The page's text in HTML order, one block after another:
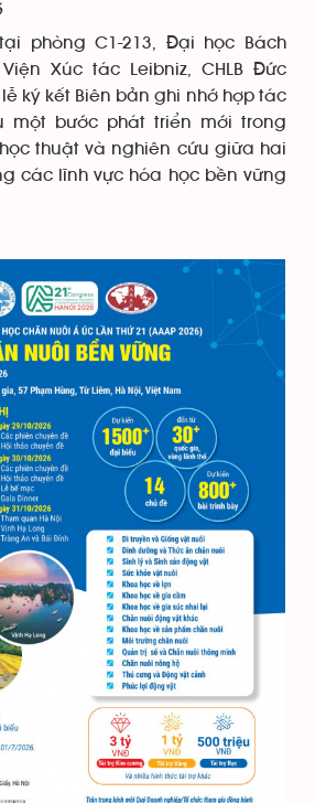
phòng C1-213, Đại học Bách
Xúc tác Leibniz, CHLB Đức
lễ ký kết Biên bản ghi nhớ hợp tác
một bước phát triển mới trong
thuật và nghiên cứu giữa hai
các lĩnh vực hóa học bền vững